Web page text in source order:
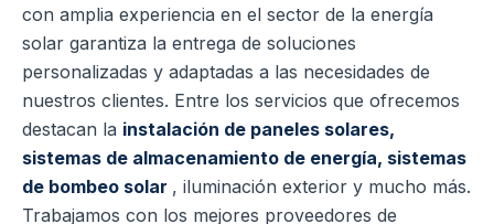
con amplia experiencia en el sector de la energía
solar garantiza la entrega de soluciones
personalizadas y adaptadas a las necesidades de
nuestros clientes. Entre los servicios que ofrecemos
destacan la instalación de paneles solares,
sistemas de almacenamiento de energía, sistemas
de bombeo solar , iluminación exterior y mucho más.
Trabajamos con los mejores proveedores de